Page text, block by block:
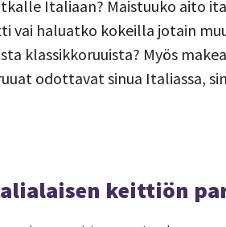
Italiaan? Maistuuko aito
vai haluatko kokeilla jotain
klassikkoruuista? Myös
odottavat sinua Italiassa,
keittiön